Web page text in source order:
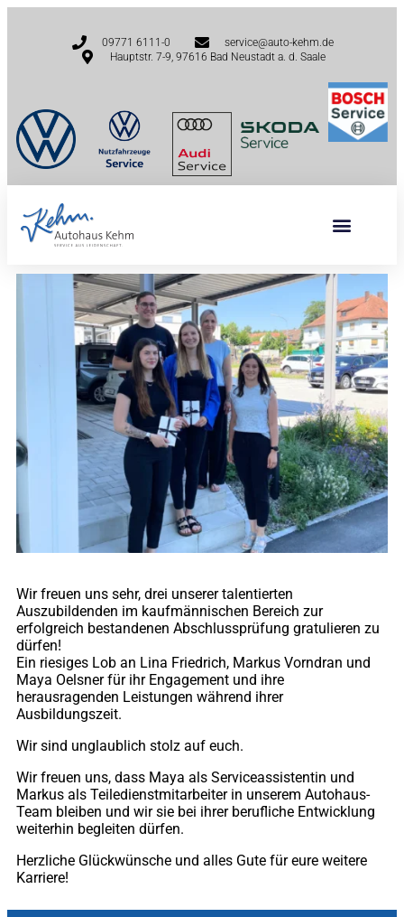
09771 6111-0
service@auto-kehm.de
Hauptstr. 7-9, 97616 Bad Neustadt a. d. Saale
Wir freuen uns sehr, drei unserer talentierten
Auszubildenden im kaufmännischen Bereich zur
erfolgreich bestandenen Abschlussprüfung gratulieren zu
dürfen!
Ein riesiges Lob an Lina Friedrich, Markus Vorndran und
Maya Oelsner für ihr Engagement und ihre
herausragenden Leistungen während ihrer
Ausbildungszeit.
Wir sind unglaublich stolz auf euch.
Wir freuen uns, dass Maya als Serviceassistentin und
Markus als Teiledienstmitarbeiter in unserem Autohaus-
Team bleiben und wir sie bei ihrer berufliche Entwicklung
weiterhin begleiten dürfen.
Herzliche Glückwünsche und alles Gute für eure weitere
Karriere!